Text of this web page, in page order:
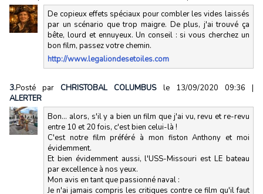
De copieux effets spéciaux pour combler les vides laissés
par un scénario que trop maigre. De plus, j'ai trouvé ça
bête, lourd et ennuyeux. Un conseil : si vous cherchez un
bon film, passez votre chemin.
http://www.legaliondesetoiles.com
3.Posté parCHRISTOBAL COLUMBUS le 13/09/2020 09:36 |
ALERTER
Bon... alors, s'il y a bien un film que j'ai vu, revu et re-revu
entre 10 et 20 fois, c'est bien celui-là !
C'est notre film préféré à mon fiston Anthony et moi
évidemment.
Et bien évidemment aussi, l'USS-Missouri est LE bateau
par excellence à nos yeux.
Mon avis en tant que passionné naval :
Je n'ai jamais compris les critiques contre ce film qu'il faut